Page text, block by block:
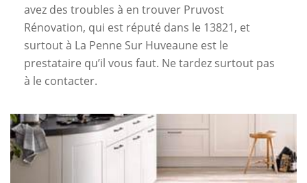
avez des troubles à en trouver Pruvost
Rénovation, qui est réputé dans le 13821, et
surtout à La Penne Sur Huveaune est le
prestataire qu’il vous faut. Ne tardez surtout pas
à le contacter.